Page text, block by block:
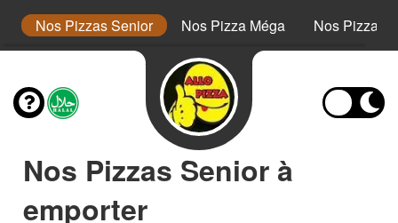
Nos Pizzas Senior Nos Pizza Méga Nos Pizzas
Nos Pizzas Senior à
emporter